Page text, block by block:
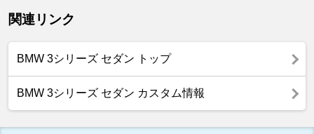
関連リンク
BMW 3シリーズ セダン トップ
BMW 3シリーズ セダン カスタム情報